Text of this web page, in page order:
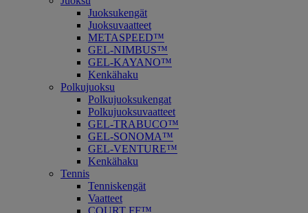
Juoksukengät
Juoksuvaatteet
METASPEED™
GEL-NIMBUS™
GEL-KAYANO™
Kenkähaku
Polkujuoksu
Polkujuoksukengat
Polkujuoksuvaatteet
GEL-TRABUCO™
GEL-SONOMA™
GEL-VENTURE™
Kenkähaku
Tennis
Tenniskengät
Vaatteet
COURT FF™